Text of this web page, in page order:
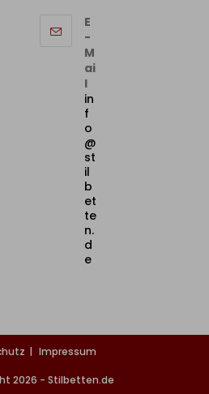
E
-
M
ai
l
in
f
o
@
st
il
b
et
te
n.
d
e
Impressum
2026 - Stilbetten.de